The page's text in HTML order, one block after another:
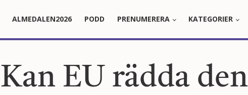
ALMEDALEN2026 PODD PRENUMERERA KATEGORIER
Kan EU rädda den